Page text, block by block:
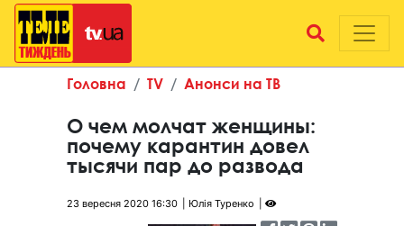
Головна TV Анонси на ТВ
О чем молчат женщины:
почему карантин довел
тысячи пар до развода
23 вересня 2020 16:30 Юлія Туренко